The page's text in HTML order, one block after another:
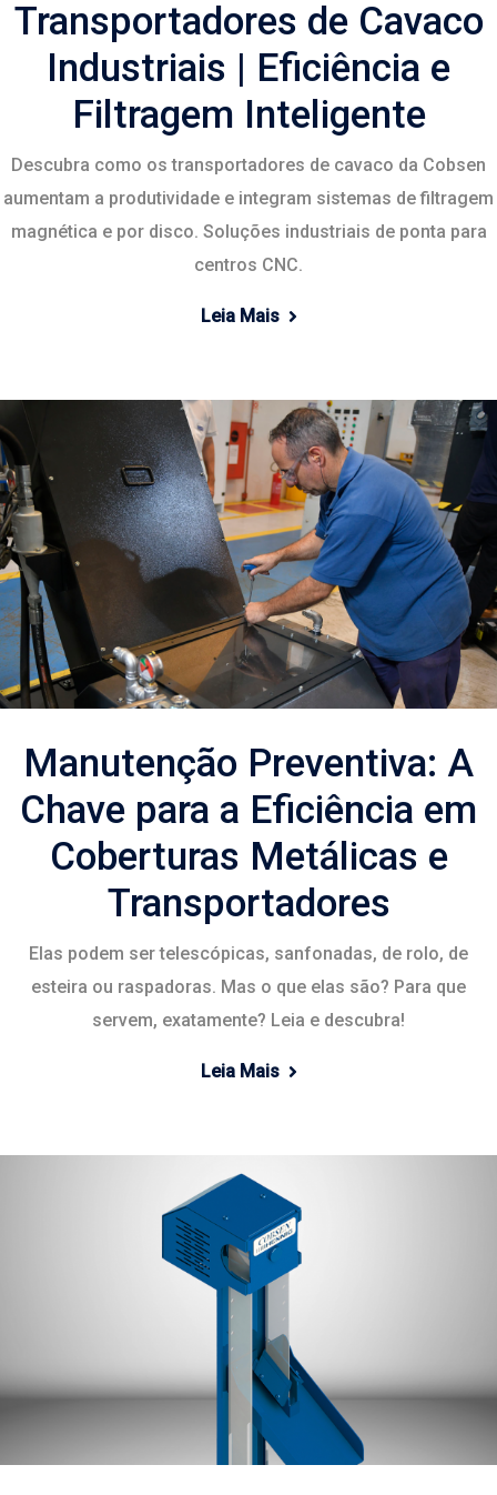
Transportadores de Cavaco
Industriais | Eficiência e
Filtragem Inteligente
Descubra como os transportadores de cavaco da Cobsen
aumentam a produtividade e integram sistemas de filtragem
magnética e por disco. Soluções industriais de ponta para
centros CNC.
Leia Mais
Manutenção Preventiva: A
Chave para a Eficiência em
Coberturas Metálicas e
Transportadores
Elas podem ser telescópicas, sanfonadas, de rolo, de
esteira ou raspadoras. Mas o que elas são? Para que
servem, exatamente? Leia e descubra!
Leia Mais